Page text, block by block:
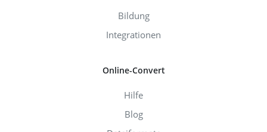
Bildung
Integrationen
Online-Convert
Hilfe
Blog